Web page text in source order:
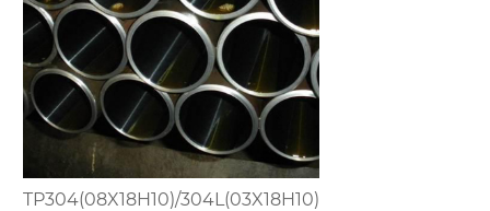
TP304(08X18H10)/304L(03X18H10)